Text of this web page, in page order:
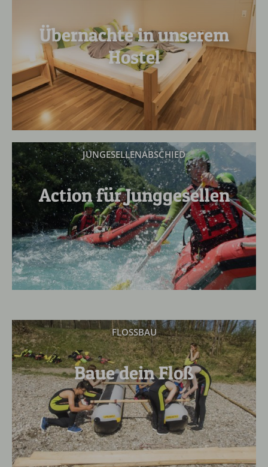
JUNGESELLENABSCHIED
Action für Junggesellen
Übernachte in unserem
Hostel
FLOSSBAU
Baue dein Floß